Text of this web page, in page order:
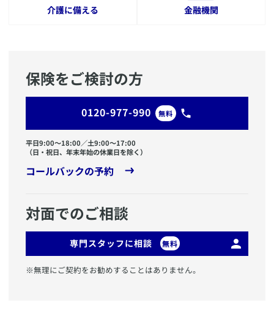
介護に備える 金融機関
保険をご検討の方
0120-977-990 無料
平日9:00〜18:00／土9:00〜17:00
（日・祝日、年末年始の休業日を除く）
コールバックの予約
対面でのご相談
専門スタッフに相談 無料
※無理にご契約をお勧めすることはありません。